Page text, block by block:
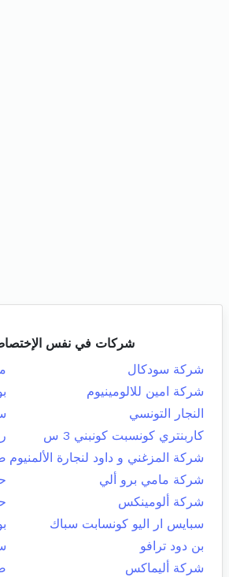
شركات في نفس
شركة سودكال
شركة امين للالومينيوم
النجار التونسي
كاربنتري كونسبت كونبني 3 س
شركة المزغني و داود لنجارة الألمنيوم
شركة مامي برو ألي
شركة ألومينكس
سبايس ار اليو كونسابت سباك
بن دود ترافو
شركة أليماكس